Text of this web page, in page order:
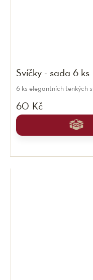
Svíčky - sada 6 ks
60 Kč
6 ks elegantních tenkých